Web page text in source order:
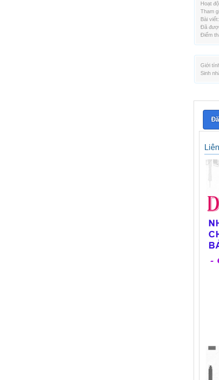
Hoạt
Tham
Bài viết:
Đã
Điểm
Giới
Sinh